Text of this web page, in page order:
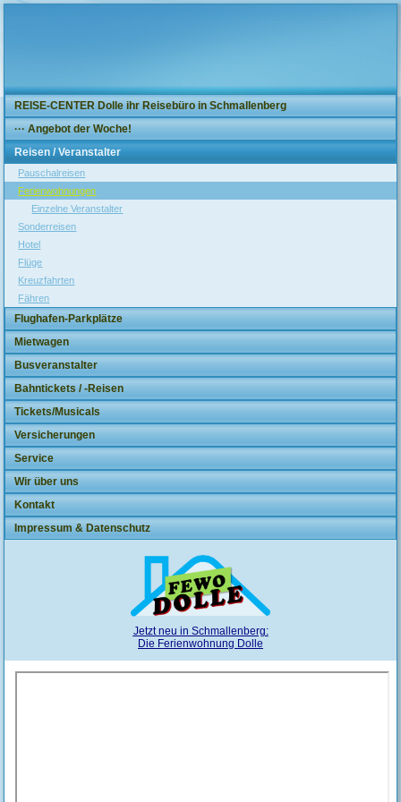
REISE-CENTER Dolle ihr Reisebüro in Schmallenberg
··· Angebot der Woche!
Reisen / Veranstalter
Pauschalreisen
Ferienwohnungen
Einzelne Veranstalter
Sonderreisen
Hotel
Flüge
Kreuzfahrten
Fähren
Flughafen-Parkplätze
Mietwagen
Busveranstalter
Bahntickets / -Reisen
Tickets/Musicals
Versicherungen
Service
Wir über uns
Kontakt
Impressum & Datenschutz
Jetzt neu in Schmallenberg:
Die Ferienwohnung Dolle